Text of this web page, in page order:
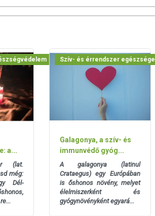
a...
(lat.
még:
Dél-
Szív- és érrendszer egészsége
Galagonya, a szív- és
immunvédő gyóg...
A galagonya (latinul
Crataegus) egy Európában
is őshonos növény, melyet
élelmiszerként és
gyógynövényként egyará...